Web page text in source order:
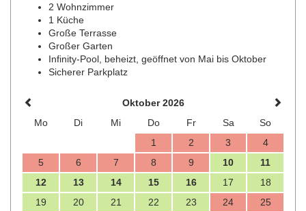
2 Wohnzimmer
1 Küche
Große Terrasse
Großer Garten
Infinity-Pool, beheizt, geöffnet von Mai bis Oktober
Sicherer Parkplatz
Oktober 2026
Mo
Di Mi Do Fr Sa
So
1
2 3
4
5
6 7 8 9 10
11
12
13 14 15 16 17
18
19
20 21 22 23 24
25